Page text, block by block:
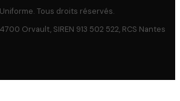
Uniforme. Tous droits réservés.
Orvault, SIREN 913 502 522, RCS Nantes